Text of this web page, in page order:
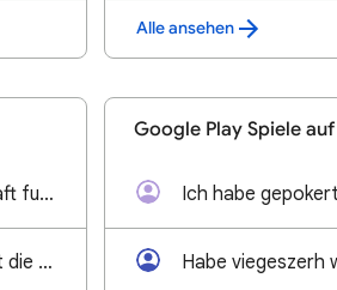
Alle ansehen
Installation des spieles Namen Minckraft funktioniert nicht
Unglaublich bei Candy Cross wird nicht die verdiente zugen und was dazu gehört nicht gewahrt
Google Play Spiele